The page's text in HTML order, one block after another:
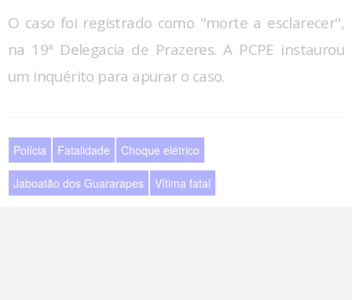
O caso foi registrado como "morte a esclarecer",
na 19ª Delegacia de Prazeres. A PCPE instaurou
um inquérito para apurar o caso.
Polícia Fatalidade Choque elétrico
Jaboatão dos Guararapes Vítima fatal